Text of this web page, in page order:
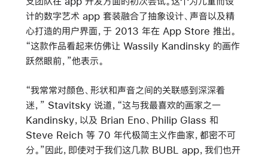
计的数字艺术 app 套装融合了抽象设计、声音以及精
心打造的用户界面，于 2013 年在 App Store 推出。
“这款作品看起来仿佛让 Wassily Kandinsky 的画作
跃然眼前，”他表示。
“我常常对颜色、形状和声音之间的关联感到深深着
迷，” Stavitsky 说道，“这与我最喜欢的画家之一
Kandinsky，以及 Brian Eno、Philip Glass 和
Steve Reich 等 70 年代极简主义作曲家，都密不可
分。”因此，即使对于我们这几款 BUBL app，我们也开